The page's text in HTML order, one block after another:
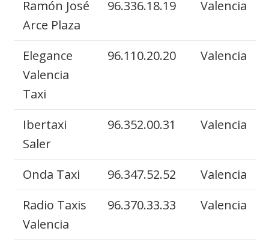
Ramón José
Arce Plaza
96.336.18.19 Valencia
Elegance
Valencia
Taxi
96.110.20.20 Valencia
Ibertaxi
Saler
96.352.00.31 Valencia
Onda Taxi 96.347.52.52
Valencia
Radio Taxis
Valencia
96.370.33.33 Valencia